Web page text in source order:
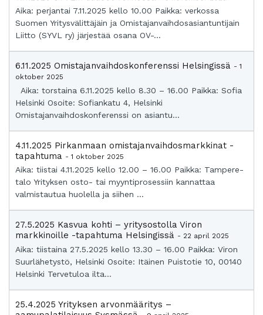
Aika: perjantai 7.11.2025 kello 10.00 Paikka: verkossa
Suomen Yritysvälittäjäin ja Omistajanvaihdosasiantuntijain
Liitto (SYVL ry) järjestää osana OV-...
6.11.2025 Omistajanvaihdoskonferenssi Helsingissä - 1
oktober 2025
Aika: torstaina 6.11.2025 kello 8.30 – 16.00 Paikka: Sofia
Helsinki Osoite: Sofiankatu 4, Helsinki
Omistajanvaihdoskonferenssi on asiantu...
4.11.2025 Pirkanmaan omistajanvaihdosmarkkinat -
tapahtuma - 1 oktober 2025
Aika: tiistai 4.11.2025 kello 12.00 – 16.00 Paikka: Tampere-
talo Yrityksen osto- tai myyntiprosessiin kannattaa
valmistautua huolella ja siihen ...
27.5.2025 Kasvua kohti – yritysostolla Viron
markkinoille -tapahtuma Helsingissä - 22 april 2025
Aika: tiistaina 27.5.2025 kello 13.30 – 16.00 Paikka: Viron
Suurlähetystö, Helsinki Osoite: Itäinen Puistotie 10, 00140
Helsinki Tervetuloa ilta...
25.4.2025 Yrityksen arvonmääritys –